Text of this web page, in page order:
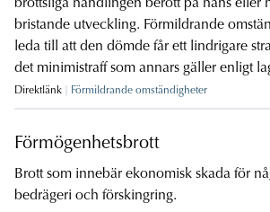
brottsliga handlingen berott på hans eller
bristande utveckling. Förmildrande
leda till att den dömde får ett lindrigare
det minimistraff som annars gäller enligt
Direktlänk Förmildrande omständigheter
Förmögenhetsbrott
Brott som innebär ekonomisk skada för
bedrägeri och förskingring.